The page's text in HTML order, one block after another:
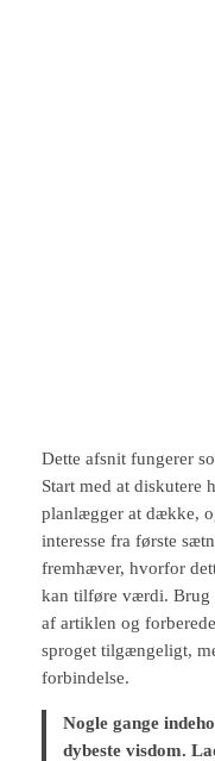
Dette afsnit fungerer
Start med at diskutere
planlægger at dække,
interesse fra første
fremhæver, hvorfor
kan tilføre værdi. Brug
af artiklen og
sproget tilgængeligt,
forbindelse.
Nogle gange
dybeste visdom.